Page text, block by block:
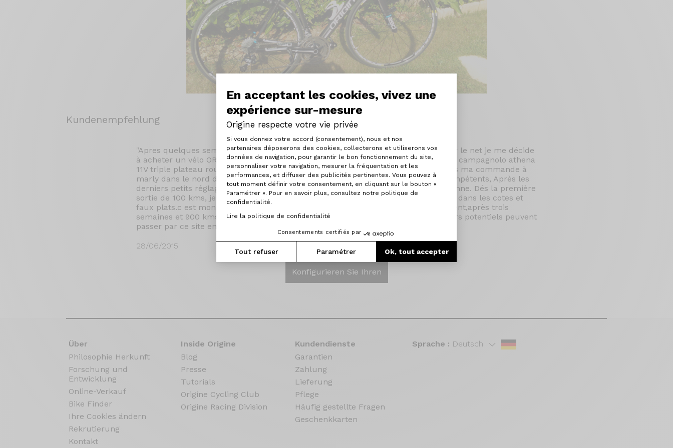
En acceptant les cookies, vivez une
expérience sur-mesure
Origine respecte votre vie privée
Plateforme de Gestion du Consentement : Personnalisez vos Options
Si vous donnez votre accord (consentement), nous et nos
partenaires déposerons des cookies, collecterons et utiliserons vos
données de navigation, pour garantir le bon fonctionnement du site,
personnaliser votre navigation, mesurer la fréquentation et les
performances, et diffuser des publicités pertinentes. Vous pouvez à
tout moment définir votre consentement, en cliquant sur le bouton «
Paramétrer ». Pour en savoir plus, consultez notre politique de
confidentialité.
Lire la politique de confidentialité
Consentements certifiés par
Tout refuser Paramétrer Ok, tout accepter
Axeptio consent
Kundenempfehlung
"Apres quelques semaines de recherches et comparaisons rapport qualité prix sur le net je me décide
à acheter un vélo ORIGINE fabrication française cadre axxome 250 carbone monté campagnolo athena
11V triple plateau roues ksyrium élite s, que je suis allé chercher 4 semaines après ma commande à
marly dans le nord de la France Bon accueil sur place par des gens sympas et compétents, Après les
derniers petits réglages je prenais possession du vélo puis retour en région parisienne. Dés la première
sortie de 100 kms, je suis étonné par la facilitée de pédalage et la fluidités surtout dans les cotes et
faux plats.c est mon premier cadre tout carbone et vraiment le confort est excellent,après trois
semaines et 900 kms c est que du bonheur de rouler ce type de vélo. les acheteurs potentiels peuvent
passer par ce site en toute tranquilité avec un rapport qualité prix excellent."
28/06/2015
Konfigurieren Sie Ihren
Über
Philosophie Herkunft
Forschung und
Entwicklung
Online-Verkauf
Bike Finder
Ihre Cookies ändern
Rekrutierung
Kontakt
Inside Origine
Blog
Presse
Tutorials
Origine Cycling Club
Origine Racing Division
Kundendienste
Garantien
Zahlung
Lieferung
Pflege
Häufig gestellte Fragen
Geschenkkarten
Sprache : Deutsch